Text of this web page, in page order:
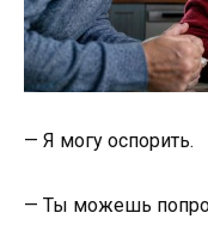
— Я могу оспорить.
— Ты можешь